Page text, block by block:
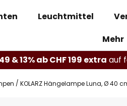
Leuchtmittel
Mehr
& 13% ab CHF 199 extra auf
KOLARZ Hängelampe Luna, Ø 40